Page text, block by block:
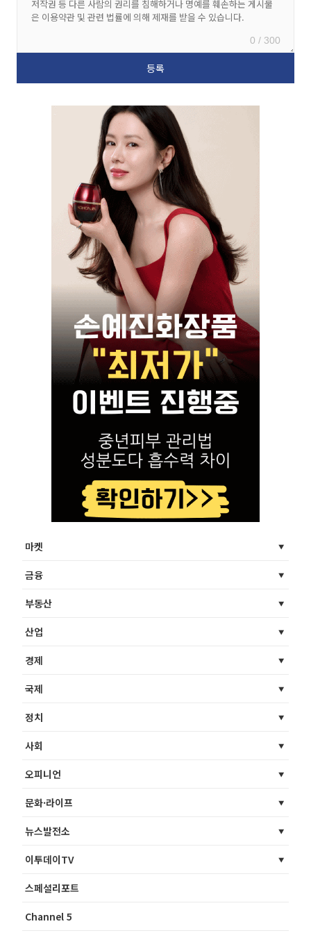
0 / 300
마켓
금융
부동산
산업
경제
국제
정치
사회
오피니언
문화·라이프
뉴스발전소
이투데이TV
스페셜리포트
Channel 5